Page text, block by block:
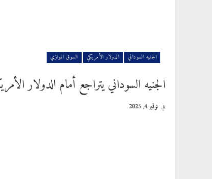
الجنيه السوداني الدولار الأمريكي السوق الموازي
الجنيه السوداني يتراجع أمام الدولار
في نوفمبر 4, 2025